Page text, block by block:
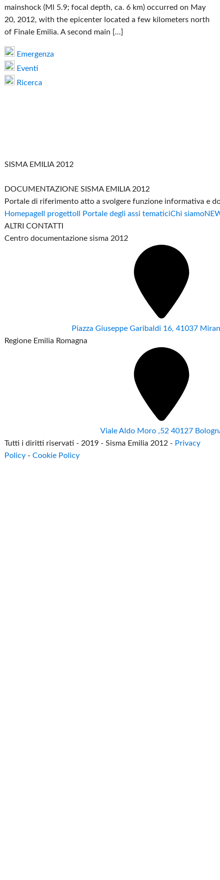
mainshock (Ml 5.9; focal depth, ca. 6 km) occurred on May
20, 2012, with the epicenter located a few kilometers north
of Finale Emilia. A second main […]
Emergenza
Eventi
Ricerca
SISMA EMILIA 2012
DOCUMENTAZIONE SISMA EMILIA 2012
Portale di riferimento atto a svolgere funzione informativa e
Homepage Il progetto Il Portale degli assi tematiciChi siamo
ALTRI CONTATTI
Centro documentazione sisma 2012
Piazza Giuseppe Garibaldi 16, 41037
Regione Emilia Romagna
Viale Aldo Moro ,52 40127
Tutti i diritti riservati - 2019 - Sisma Emilia 2012 - Privacy
Policy -Cookie Policy